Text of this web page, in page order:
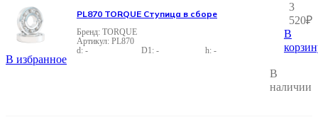
В избранное
PL870
-
- -
TORQUE
PL870 TORQUE Ступица в сборе
3
520₽
В
В
наличии